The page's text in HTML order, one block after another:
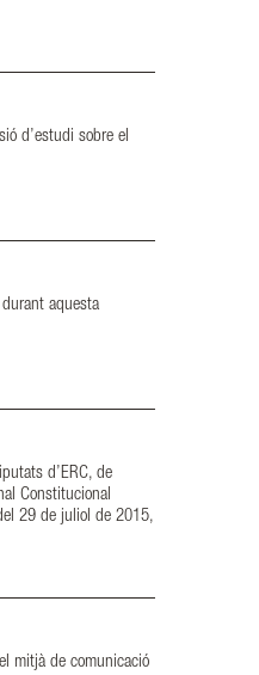
d’estudi sobre el
aquesta
d’ERC, de
Constitucional
29 de juliol de 2015,
mitjà de comunicació